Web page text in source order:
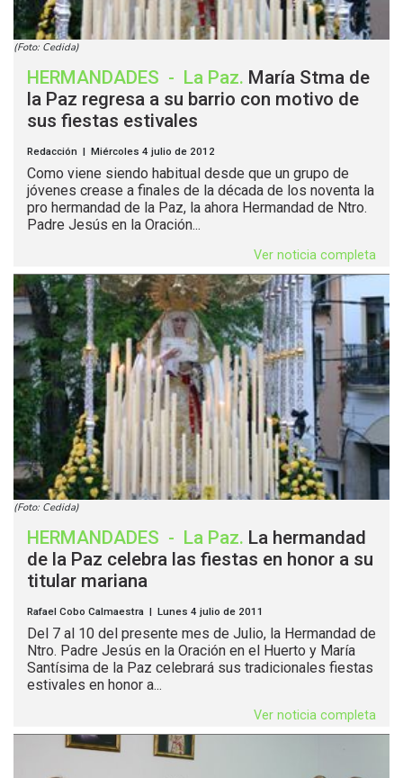
(Foto: Cedida)
HERMANDADES - La Paz. María Stma de
la Paz regresa a su barrio con motivo de
sus fiestas estivales
Redacción | Miércoles 4 julio de 2012
Como viene siendo habitual desde que un grupo de
jóvenes crease a finales de la década de los noventa la
pro hermandad de la Paz, la ahora Hermandad de Ntro.
Padre Jesús en la Oración...
Ver noticia completa
(Foto: Cedida)
HERMANDADES - La Paz. La hermandad
de la Paz celebra las fiestas en honor a su
titular mariana
Rafael Cobo Calmaestra | Lunes 4 julio de 2011
Del 7 al 10 del presente mes de Julio, la Hermandad de
Ntro. Padre Jesús en la Oración en el Huerto y María
Santísima de la Paz celebrará sus tradicionales fiestas
estivales en honor a...
Ver noticia completa